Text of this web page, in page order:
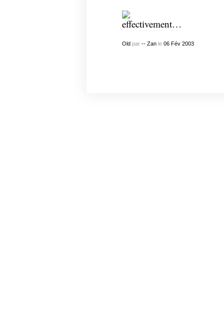
effectivement…
Old par -- Zanle 06 Fév 2003